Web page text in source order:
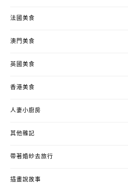
法國美食
澳門美食
英國美食
香港美食
人妻小廚房
其他雜記
帶著婚紗去旅行
插畫說故事